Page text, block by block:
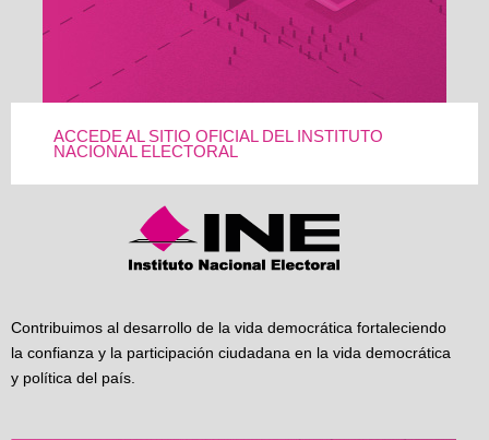
ACCEDE AL SITIO OFICIAL DEL INSTITUTO
NACIONAL ELECTORAL
Contribuimos al desarrollo de la vida democrática fortaleciendo
la confianza y la participación ciudadana en la vida democrática
y política del país.